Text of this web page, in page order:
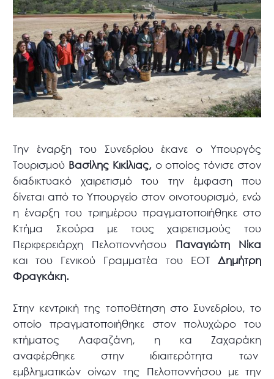
Την έναρξη του Συνεδρίου έκανε ο Υπουργός
Τουρισμού Βασίλης Κικίλιας,ο οποίος τόνισε στον
διαδικτυακό χαιρετισμό του την έμφαση που
δίνεται από το Υπουργείο στον οινοτουρισμό, ενώ
η έναρξη του τριημέρου πραγματοποιήθηκε στο
Κτήμα Σκούρα με τους χαιρετισμούς του
Περιφερειάρχη Πελοποννήσου Παναγιώτη Νίκα
και του Γενικού Γραμματέα του ΕΟΤΔημήτρη
Φραγκάκη.
Στην κεντρική της τοποθέτηση στο Συνεδρίου, το
οποίο πραγματοποιήθηκε στον πολυχώρο του
κτήματος Λαφαζάνη, η κα Ζαχαράκη
αναφέρθηκε στην ιδιαιτερότητα των
εμβληματικών οίνων της Πελοποννήσου με την